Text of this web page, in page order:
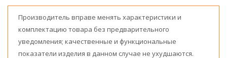
Производитель вправе менять характеристики и
комплектацию товара без предварительного
уведомления; качественные и функциональные
показатели изделия в данном случае не ухудшаются.